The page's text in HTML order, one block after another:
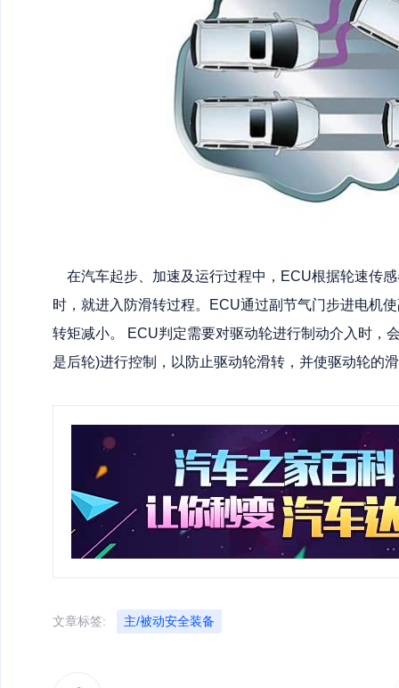
在汽车起步、加速及运行过程中，ECU根据轮速传
时，就进入防滑转过程。ECU通过副节气门步进电机
转矩减小。 ECU判定需要对驱动轮进行制动介入时，
是后轮)进行控制，以防止驱动轮滑转，并使驱动轮的
文章标签: 主/被动安全装备